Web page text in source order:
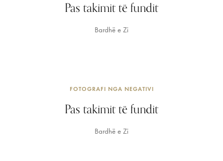
Pas takimit të fundit
Bardhë e Zi
FOTOGRAFI NGA NEGATIVI
Pas takimit të fundit
Bardhë e Zi